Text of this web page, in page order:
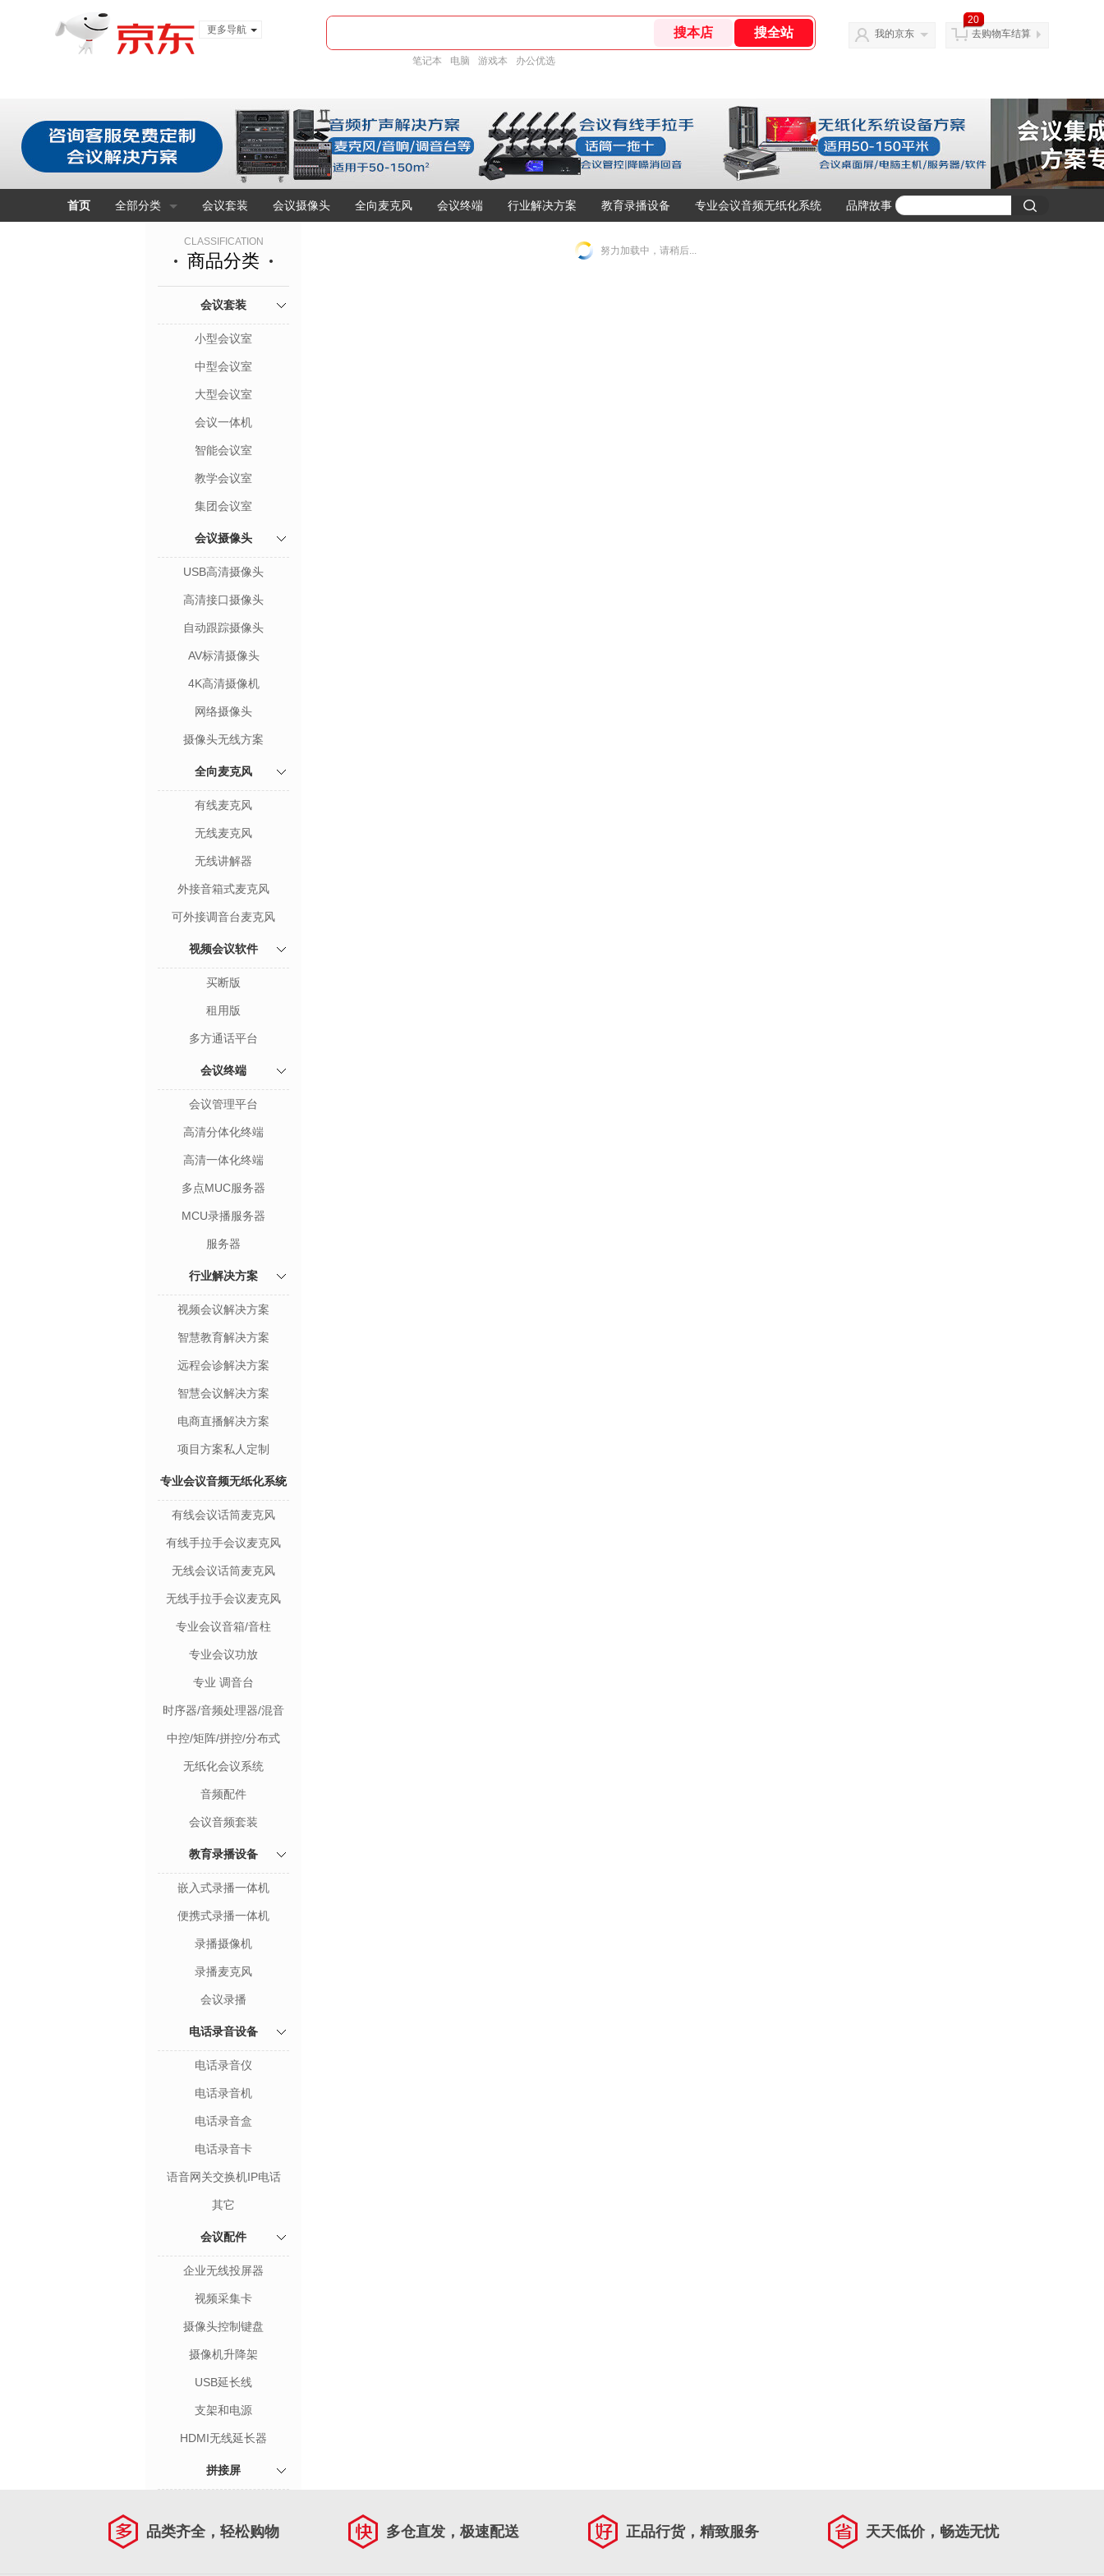
更多导航
笔记本 电脑 游戏本 办公优选
我的京东
20
去购物车结算
首页 全部分类 会议套装 会议摄像头 全向麦克风 会议终端 行业解决方案 教育录播设备 专业会议音频无纸化系统 品牌故事
CLASSIFICATION
商品分类
会议套装
小型会议室
中型会议室
大型会议室
会议一体机
智能会议室
教学会议室
集团会议室
会议摄像头
USB高清摄像头
高清接口摄像头
自动跟踪摄像头
AV标清摄像头
4K高清摄像机
网络摄像头
摄像头无线方案
全向麦克风
有线麦克风
无线麦克风
无线讲解器
外接音箱式麦克风
可外接调音台麦克风
视频会议软件
买断版
租用版
多方通话平台
会议终端
会议管理平台
高清分体化终端
高清一体化终端
多点MUC服务器
MCU录播服务器
服务器
行业解决方案
视频会议解决方案
智慧教育解决方案
远程会诊解决方案
智慧会议解决方案
电商直播解决方案
项目方案私人定制
专业会议音频无纸化系统
设备
有线会议话筒麦克风
有线手拉手会议麦克风
无线会议话筒麦克风
无线手拉手会议麦克风
专业会议音箱/音柱
专业会议功放
专业 调音台
时序器/音频处理器/混音
器/反馈/移频器
中控/矩阵/拼控/分布式
无纸化会议系统
音频配件
会议音频套装
教育录播设备
嵌入式录播一体机
便携式录播一体机
录播摄像机
录播麦克风
会议录播
电话录音设备
电话录音仪
电话录音机
电话录音盒
电话录音卡
语音网关交换机IP电话
其它
会议配件
企业无线投屏器
视频采集卡
摄像头控制键盘
摄像机升降架
USB延长线
支架和电源
HDMI无线延长器
拼接屏
努力加载中，请稍后...
品类齐全，轻松购物 多仓直发，极速配送 正品行货，精致服务 天天低价，畅选无忧